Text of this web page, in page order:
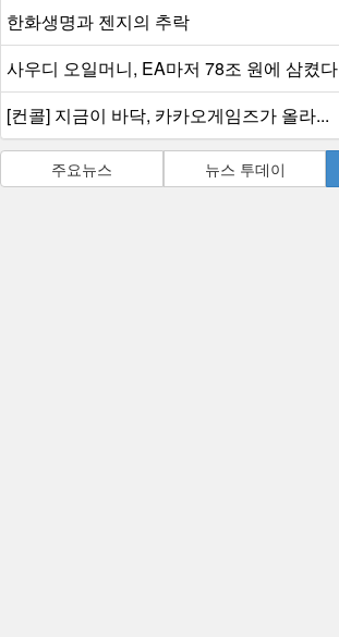
한화생명과 젠지의 추락
사우디 오일머니, EA마저 78조 원에 삼켰다
[컨콜] 지금이 바닥, 카카오게임즈가 올라...
주요뉴스 뉴스 투데이